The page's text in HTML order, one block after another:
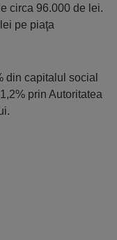
circa 96.000 de lei.
pe piaţa
din capitalul social
prin Autoritatea